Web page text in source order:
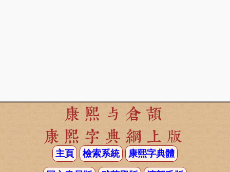
康熙与倉頡
康熙字典網上版
主頁 檢索系統 康熙字典體